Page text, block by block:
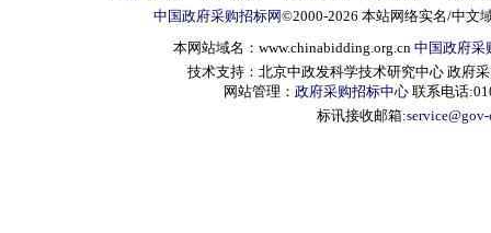
中国政府采购招标网©2000-2026 本站网络实名/中文
本网站域名：www.chinabidding.org.cn 中国政府采
技术支持：北京中政发科学技术研究中心 政府
网站管理： 政府采购招标中心 联系电话
标讯接收邮箱: